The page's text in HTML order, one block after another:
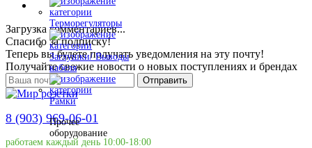
Терморегуляторы
Заглушки/ Выводы
кабеля
Рамки
Прочее
оборудование
Загрузка комментариев...
Спасибо за подписку!
Теперь вы будете получать уведомления на эту почту!
Получайте свежие новости о новых поступлениях и брендах
Отправить
8 (903) 969-06-01
работаем каждый день 10:00-18:00